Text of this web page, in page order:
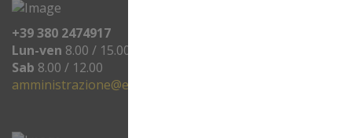
+39 380 2474917
Lun-ven 8.00 / 15.00
Sab 8.00 / 12.00
amministrazione@eprinting.it